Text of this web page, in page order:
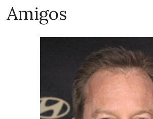
Amigos